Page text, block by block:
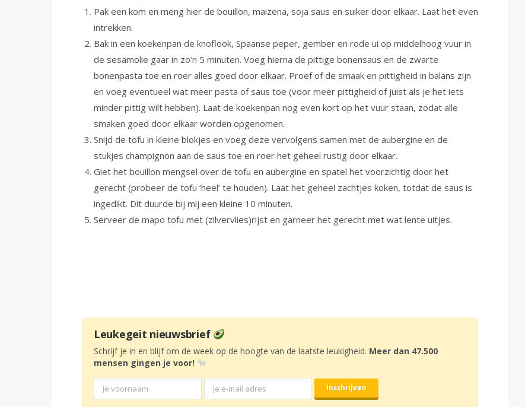
Pak een kom en meng hier de bouillon, maizena, soja saus en suiker door elkaar. Laat het even
intrekken.
Bak in een koekenpan de knoflook, Spaanse peper, gember en rode ui op middelhoog vuur in
de sesamolie gaar in zo’n 5 minuten. Voeg hierna de pittige bonensaus en de zwarte
bonenpasta toe en roer alles goed door elkaar. Proef of de smaak en pittigheid in balans zijn
en voeg eventueel wat meer pasta of saus toe (voor meer pittigheid of juist als je het iets
minder pittig wilt hebben). Laat de koekenpan nog even kort op het vuur staan, zodat alle
smaken goed door elkaar worden opgenomen.
Snijd de tofu in kleine blokjes en voeg deze vervolgens samen met de aubergine en de
stukjes champignon aan de saus toe en roer het geheel rustig door elkaar.
Giet het bouillon mengsel over de tofu en aubergine en spatel het voorzichtig door het
gerecht (probeer de tofu ‘heel’ te houden). Laat het geheel zachtjes koken, totdat de saus is
ingedikt. Dit duurde bij mij een kleine 10 minuten.
Serveer de mapo tofu met (zilvervlies)rijst en garneer het gerecht met wat lente uitjes.
Leukegeit nieuwsbrief
Schrijf je in en blijf om de week op de hoogte van de laatste leukigheid. Meer dan 47.500
mensen gingen je voor!